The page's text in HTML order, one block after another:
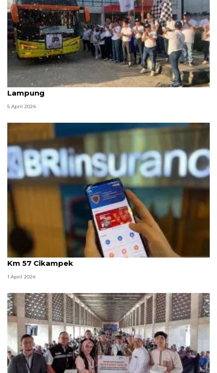
BRI Palembang berangkatkan 500 pemudik ke
Lampung
5 April 2024
BRI Insurance menyiapkan layanan siaga mudik di
Km 57 Cikampek
1 April 2024